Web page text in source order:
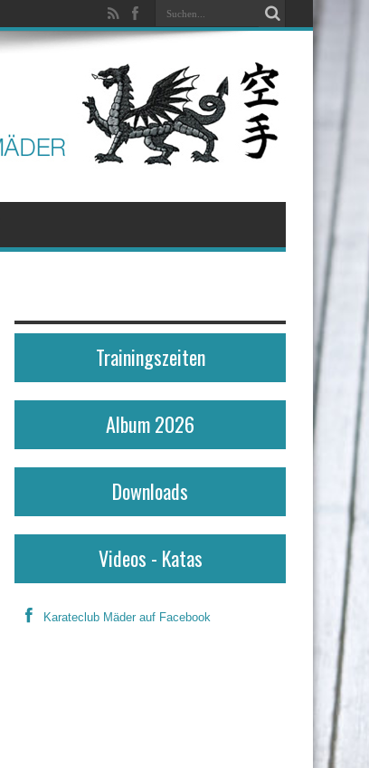
Trainingszeiten
Album 2026
Downloads
Videos - Katas
Karateclub Mäder auf Facebook